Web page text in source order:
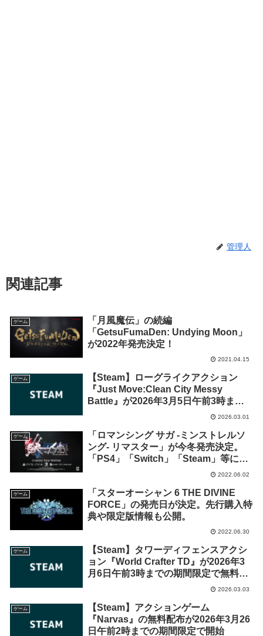
管理人
関連記事
ゲーム
「月風魔伝」の続編
「GetsuFumaDen: Undying Moon」
が2022年発売決定！
2021.04.15
ゲーム
【Steam】ローグライクアクション
『Just Move:Clean City Messy
Battle』が2026年3月5日午前3時まで
2026.03.01
ゲーム
「ロマンシング サガ -ミンストレルソ
ング- リマスター」が今冬発売決定。
「PS4」「Switch」「Steam」等に対
2022.06.02
ゲーム
「スターオーシャン 6 THE DIVINE
FORCE」の発売日が決定。先行購入特
典や限定版情報も公開。
2022.06.30
ゲーム
【Steam】タワーディフェンスアクシ
ョン『World Crafter TD』が2026年3
月6日午前3時までの期間限定で無料配
2026.03.03
ゲーム
【Steam】アクションゲーム
『Narvas』の無料配布が2026年3月26
日午前2時までの期間限定で開始